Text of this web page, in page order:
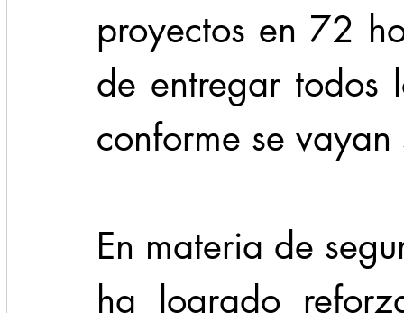
proyectos en 72
de entregar todos
conforme se
En materia de
ha logrado